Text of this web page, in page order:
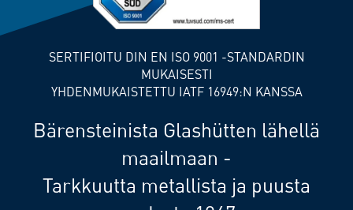
SERTIFIOITU DIN EN ISO 9001 -STANDARDIN
MUKAISESTI
YHDENMUKAISTETTU IATF 16949:N KANSSA
Bärensteinista Glashütten lähellä
maailmaan -
Tarkkuutta metallista ja puusta